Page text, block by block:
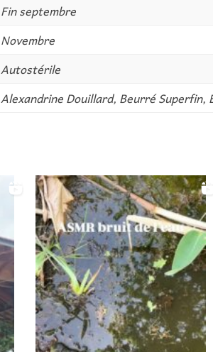
Fin septembre
Novembre
Autostérile
Alexandrine Douillard, Beurré